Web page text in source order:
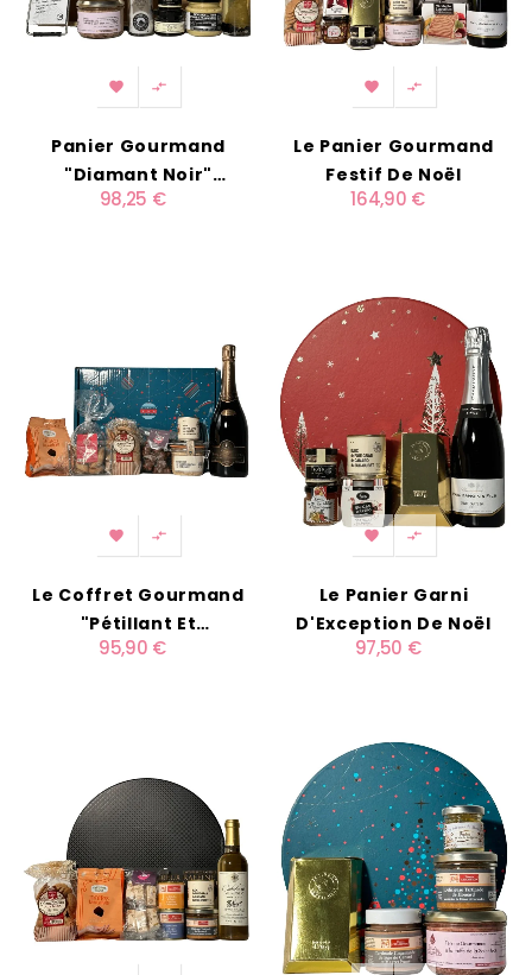
 
Panier Gourmand
"Diamant Noir"
Dégustation Truffée
98,25 €
 
Le Panier Gourmand
Festif De Noël
164,90 €
 
Le Coffret Gourmand
"Pétillant Et
Gourmandises"
95,90 €
 
Le Panier Garni
D'Exception De Noël
97,50 €